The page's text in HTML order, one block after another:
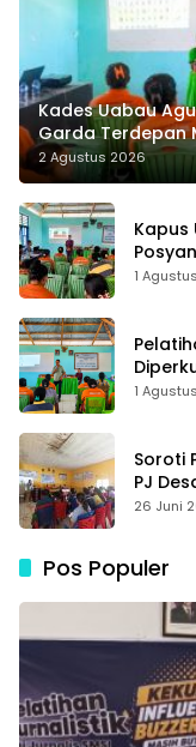
Kades Uabau
Garda Terdepan
Masyarakat Desa
2 Agustus 2026
Kapus
Ujung
1
1
Soroti
PJ
26 Juni
Pos Populer